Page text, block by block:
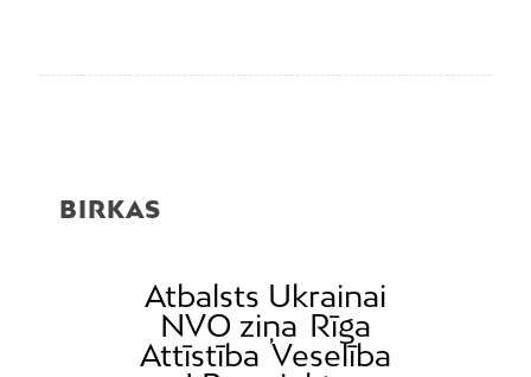
BIRKAS
Atbalsts Ukrainai
NVO ziņa Rīga
Attīstība Veselība